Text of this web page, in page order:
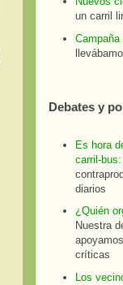
un carril
Debates y
Es hora
carril-bus:
diarios
¿Quién
Nuestra
críticas
Los